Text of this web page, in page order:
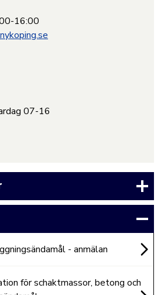
16:00
07-16
- anmälan
för schaktmassor, betong och